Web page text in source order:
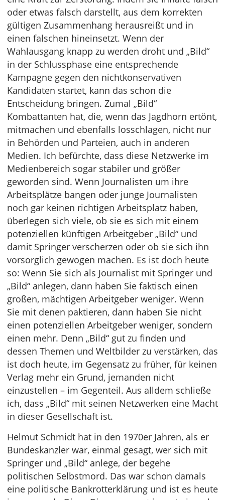
oder etwas falsch darstellt, aus dem korrekten
gültigen Zusammenhang herausreißt und in
einen falschen hineinsetzt. Wenn der
Wahlausgang knapp zu werden droht und „Bild“
in der Schlussphase eine entsprechende
Kampagne gegen den nichtkonservativen
Kandidaten startet, kann das schon die
Entscheidung bringen. Zumal „Bild“
Kombattanten hat, die, wenn das Jagdhorn ertönt,
mitmachen und ebenfalls losschlagen, nicht nur
in Behörden und Parteien, auch in anderen
Medien. Ich befürchte, dass diese Netzwerke im
Medienbereich sogar stabiler und größer
geworden sind. Wenn Journalisten um ihre
Arbeitsplätze bangen oder junge Journalisten
noch gar keinen richtigen Arbeitsplatz haben,
überlegen sich viele, ob sie es sich mit einem
potenziellen künftigen Arbeitgeber „Bild“ und
damit Springer verscherzen oder ob sie sich ihn
vorsorglich gewogen machen. Es ist doch heute
so: Wenn Sie sich als Journalist mit Springer und
„Bild“ anlegen, dann haben Sie faktisch einen
großen, mächtigen Arbeitgeber weniger. Wenn
Sie mit denen paktieren, dann haben Sie nicht
einen potenziellen Arbeitgeber weniger, sondern
einen mehr. Denn „Bild“ gut zu finden und
dessen Themen und Weltbilder zu verstärken, das
ist doch heute, im Gegensatz zu früher, für keinen
Verlag mehr ein Grund, jemanden nicht
einzustellen – im Gegenteil. Aus alldem schließe
ich, dass „Bild“ mit seinen Netzwerken eine Macht
in dieser Gesellschaft ist.
Helmut Schmidt hat in den 1970er Jahren, als er
Bundeskanzler war, einmal gesagt, wer sich mit
Springer und „Bild“ anlege, der begehe
politischen Selbstmord. Das war schon damals
eine politische Bankrotterklärung und ist es heute